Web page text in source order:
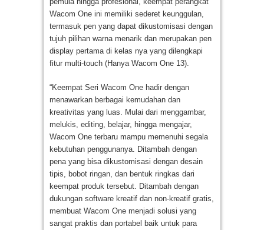
Wacom One ini memiliki sederet keunggulan,
termasuk pen yang dapat dikustomisasi dengan
tujuh pilihan warna menarik dan merupakan pen
display pertama di kelas nya yang dilengkapi
fitur multi-touch (Hanya Wacom One 13).
“Keempat Seri Wacom One hadir dengan
menawarkan berbagai kemudahan dan
kreativitas yang luas. Mulai dari menggambar,
melukis, editing, belajar, hingga mengajar,
Wacom One terbaru mampu memenuhi segala
kebutuhan penggunanya. Ditambah dengan
pena yang bisa dikustomisasi dengan desain
tipis, bobot ringan, dan bentuk ringkas dari
keempat produk tersebut. Ditambah dengan
dukungan software kreatif dan non-kreatif gratis,
membuat Wacom One menjadi solusi yang
sangat praktis dan portabel baik untuk para